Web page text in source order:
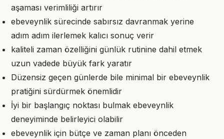
aşaması verimliliği artırır
ebeveynlik sürecinde sabırsız davranmak yerine
adım adım ilerlemek kalıcı sonuç verir
kaliteli zaman özelliğini günlük rutinine dahil etmek
uzun vadede büyük fark yaratır
Düzensiz geçen günlerde bile minimal bir ebeveynlik
pratiğini sürdürmek önemlidir
İyi bir başlangıç noktası bulmak ebeveynlik
deneyiminde belirleyici olabilir
ebeveynlik için bütçe ve zaman planı önceden